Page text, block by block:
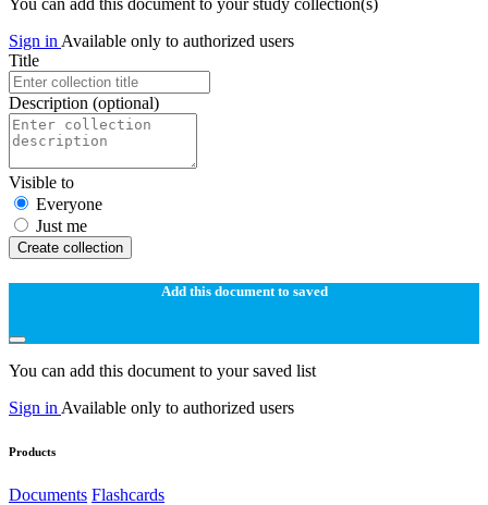
Sign in Available only to authorized users
Title
Description (optional)
Visible to
Everyone
Just me
Create collection
Add this document to saved
You can add this document to your saved list
Sign in Available only to authorized users
Products
Documents Flashcards